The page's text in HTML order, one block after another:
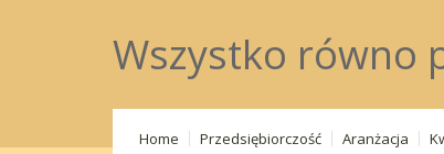
Wszystko równo
Home Przedsiębiorczość Aranżacja